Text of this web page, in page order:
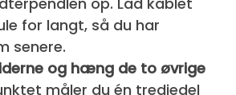
for langt, så du har
senere.
og hæng de to øvrige
måler du én tredjedel